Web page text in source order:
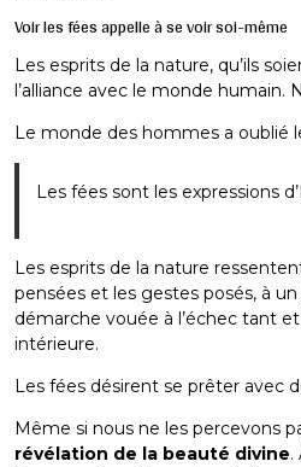
Voir les fées appelle à se voir soi-même
Les esprits de la nature, qu’ils
l’alliance avec le monde
Le monde des hommes a oublié
Les fées sont les expressions
Les esprits de la nature
pensées et les gestes posés, à
démarche vouée à l’échec tant
intérieure.
Les fées désirent se prêter avec
Même si nous ne les percevons
révélation de la beauté divine.